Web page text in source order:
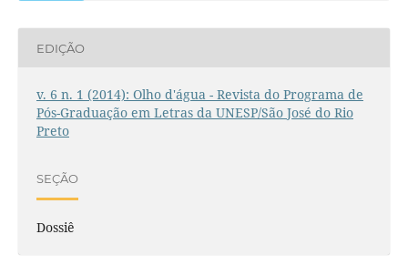
EDIÇÃO
v. 6 n. 1 (2014): Olho d'água - Revista do Programa de
Pós-Graduação em Letras da UNESP/São José do Rio
Preto
SEÇÃO
Dossiê